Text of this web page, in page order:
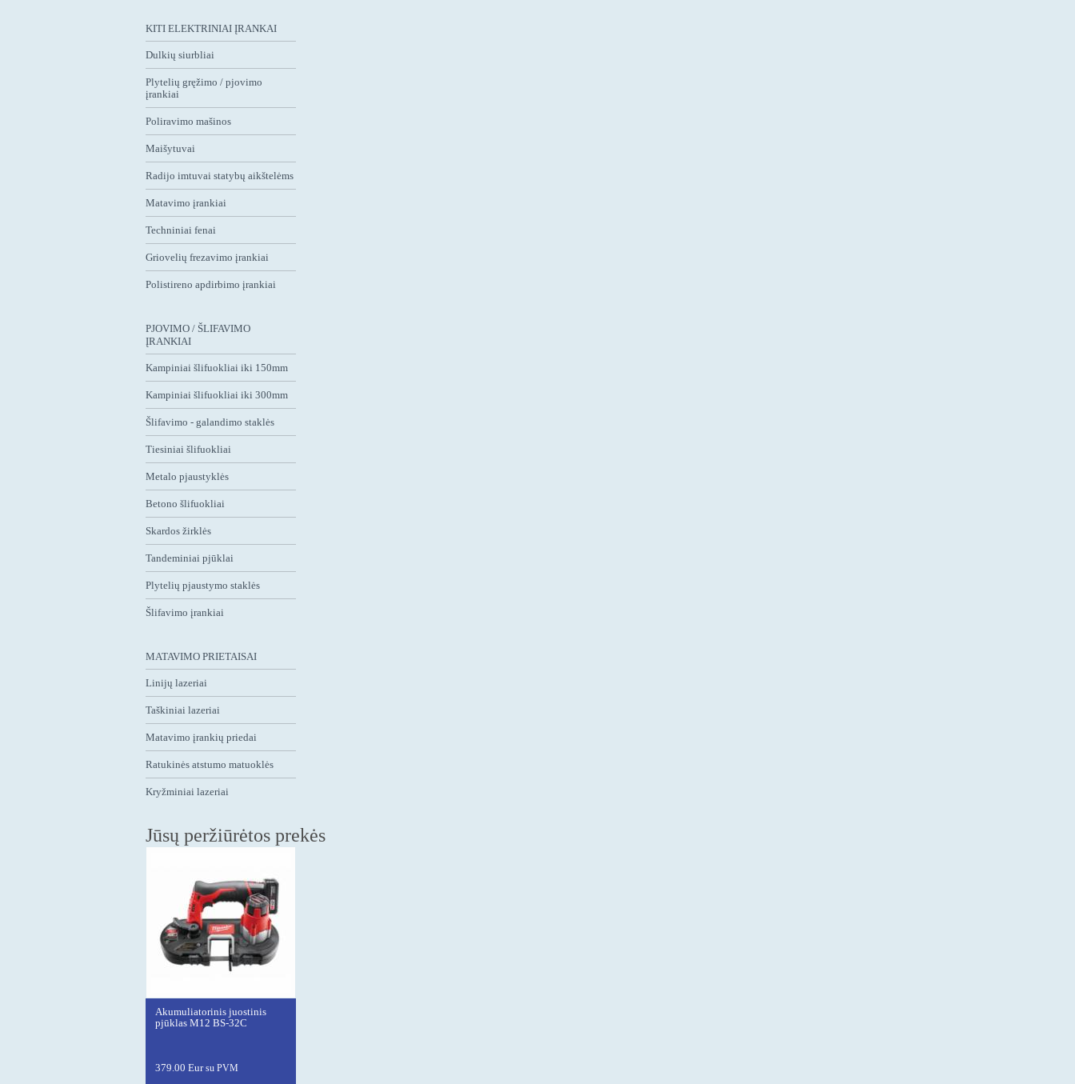
KITI ELEKTRINIAI ĮRANKAI
Dulkių siurbliai
Plytelių gręžimo / pjovimo
įrankiai
Poliravimo mašinos
Maišytuvai
Radijo imtuvai statybų aikštelėms
Matavimo įrankiai
Techniniai fenai
Griovelių frezavimo įrankiai
Polistireno apdirbimo įrankiai
PJOVIMO / ŠLIFAVIMO
ĮRANKIAI
Kampiniai šlifuokliai iki 150mm
Kampiniai šlifuokliai iki 300mm
Šlifavimo - galandimo staklės
Tiesiniai šlifuokliai
Metalo pjaustyklės
Betono šlifuokliai
Skardos žirklės
Tandeminiai pjūklai
Plytelių pjaustymo staklės
Šlifavimo įrankiai
MATAVIMO PRIETAISAI
Linijų lazeriai
Taškiniai lazeriai
Matavimo įrankių priedai
Ratukinės atstumo matuoklės
Kryžminiai lazeriai
Jūsų peržiūrėtos prekės
Akumuliatorinis juostinis
pjūklas M12 BS-32C
379.00 Eursu PVM